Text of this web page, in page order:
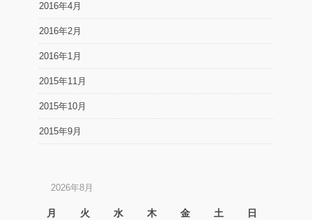
2016年4月
2016年2月
2016年1月
2015年11月
2015年10月
2015年9月
2026年8月
月 火 水 木 金 土 日